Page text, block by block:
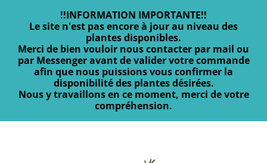
!!INFORMATION IMPORTANTE!!
Le site n'est pas encore à jour au niveau des
plantes disponibles.
Merci de bien vouloir nous contacter par mail ou
par Messenger avant de valider votre commande
afin que nous puissions vous confirmer la
disponibilité des plantes désirées.
Nous y travaillons en ce moment, merci de votre
compréhension.